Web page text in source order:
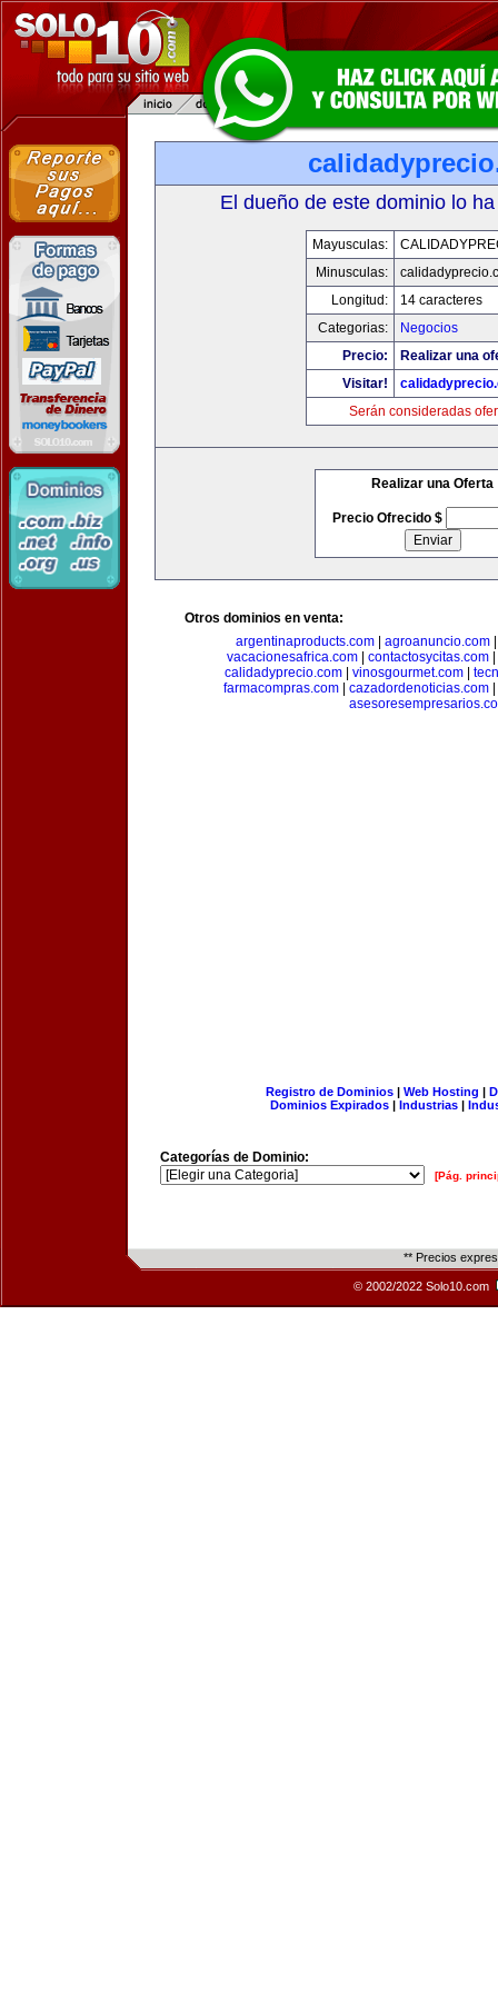
El dueño de este dominio lo
Mayusculas:
Minusculas:
Longitud:
14 caracteres
Categorias:
Negocios
Precio:
Realizar una
Visitar!
Serán consideradas
Realizar una Oferta
Precio Ofrecido $
Otros dominios en venta:
argentinaproducts.com| agroanuncio.com
vacacionesafrica.com| contactosycitas.com|
calidadyprecio.com
vinosgourmet.com
farmacompras.com
cazadordenoticias.com
Registro de Dominios| Web Hosting |
Dominios Expirados | Industrias |
Categorías de Dominio:
[Pág.
** Precios
© 2002/2022 Solo10.com